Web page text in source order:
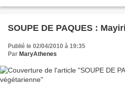
SOUPE DE PAQUES :
Publié le 02/04/2010 à 19:35
Par MaryAthenes